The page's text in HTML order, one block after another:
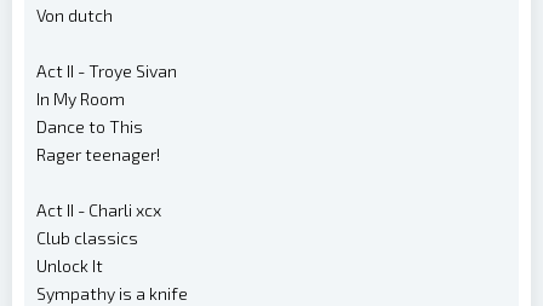
Von dutch
Act II - Troye Sivan
In My Room
Dance to This
Rager teenager!
Act II - Charli xcx
Club classics
Unlock It
Sympathy is a knife